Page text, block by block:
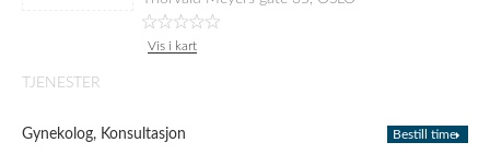
Vis i kart
TJENESTER
Gynekolog, Konsultasjon Bestill time